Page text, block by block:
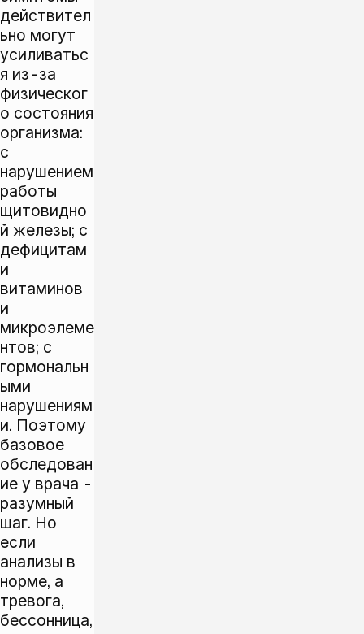
действител
ьно могут
усиливатьс
я из-за
физическог
о состояния
организма:
с
нарушением
работы
щитовидно
й железы; с
дефицитам
и
витаминов
и
микроэлеме
нтов; с
гормональн
ыми
нарушениям
и. Поэтому
базовое
обследован
ие у врача -
разумный
шаг. Но
если
анализы в
норме, а
тревога,
бессонница,